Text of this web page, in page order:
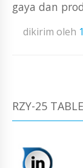
gaya dan
dikirim oleh
RZY-25